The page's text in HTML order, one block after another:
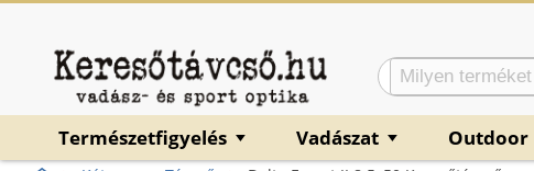
Természetfigyelés ▼ Vadászat ▼ Outdoor